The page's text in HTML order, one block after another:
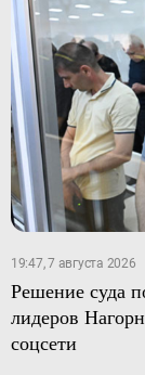
19:47, 7 августа 2026
Решение суда
лидеров
соцсети